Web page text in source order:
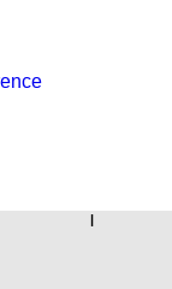
|